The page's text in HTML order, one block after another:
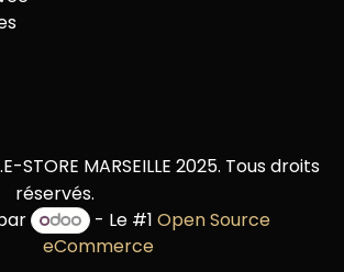
STORE MARSEILLE 2025. Tous droits
réservés.
- Le #1Open Source
eCommerce